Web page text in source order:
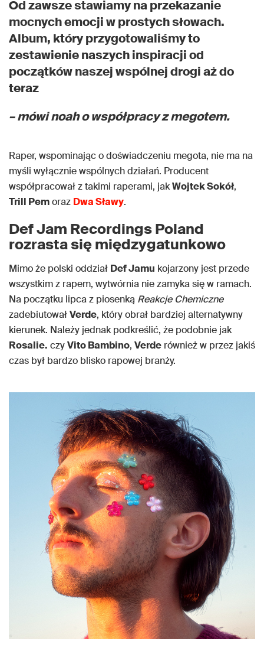
Od zawsze stawiamy na przekazanie
mocnych emocji w prostych słowach.
Album, który przygotowaliśmy to
zestawienie naszych inspiracji od
początków naszej wspólnej drogi aż do
teraz
– mówi noah o współpracy z megotem.
Raper, wspominając o doświadczeniu megota, nie ma na
myśli wyłącznie wspólnych działań. Producent
współpracował z takimi raperami, jakWojtek Sokół,
Trill Pemoraz Dwa Sławy.
Def Jam Recordings Poland
rozrasta się międzygatunkowo
Mimo że polski oddział Def Jamu kojarzony jest przede
wszystkim z rapem, wytwórnia nie zamyka się w ramach.
Na początku lipca z piosenką Reakcje Chemiczne
zadebiutowałVerde, który obrał bardziej alternatywny
kierunek. Należy jednak podkreślić, że podobnie jak
Rosalie. czyVito Bambino, Verde również w przez jakiś
czas był bardzo blisko rapowej branży.